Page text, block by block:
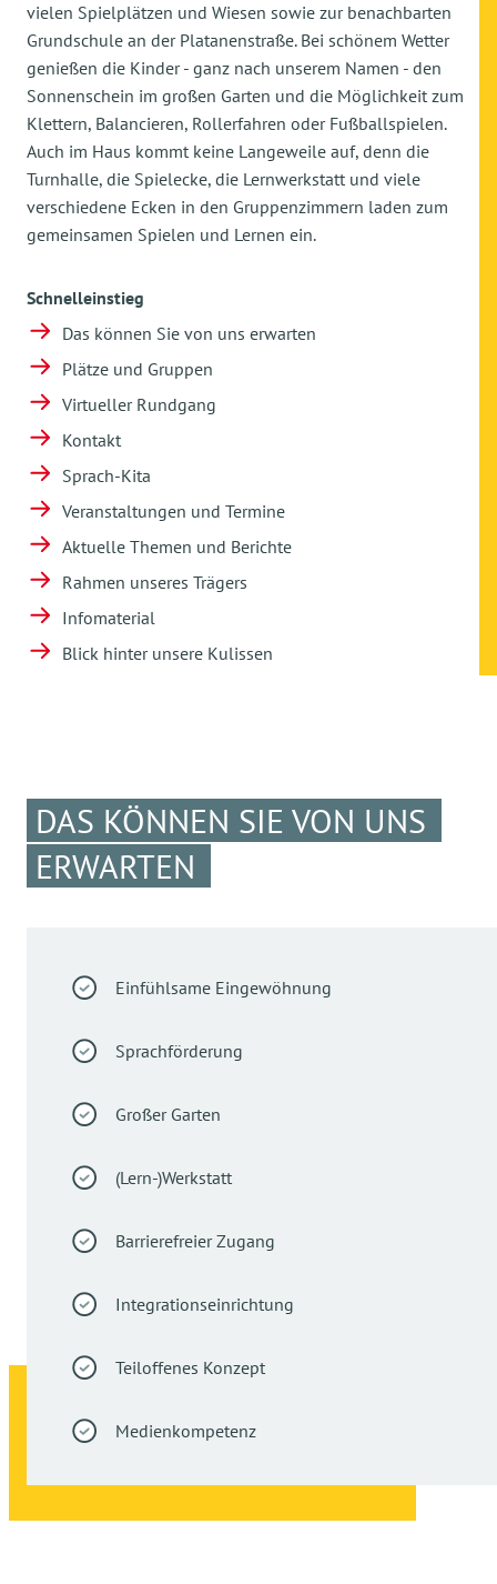
vielen Spielplätzen und Wiesen sowie zur benachbarten
Grundschule an der Platanenstraße. Bei schönem Wetter
genießen die Kinder - ganz nach unserem Namen - den
Sonnenschein im großen Garten und die Möglichkeit zum
Klettern, Balancieren, Rollerfahren oder Fußballspielen.
Auch im Haus kommt keine Langeweile auf, denn die
Turnhalle, die Spielecke, die Lernwerkstatt und viele
verschiedene Ecken in den Gruppenzimmern laden zum
gemeinsamen Spielen und Lernen ein.
Schnelleinstieg
Das können Sie von uns erwarten
Plätze und Gruppen
Virtueller Rundgang
Kontakt
Sprach-Kita
Veranstaltungen und Termine
Aktuelle Themen und Berichte
Rahmen unseres Trägers
Infomaterial
Blick hinter unsere Kulissen
DAS KÖNNEN SIE VON UNS
ERWARTEN
Einfühlsame Eingewöhnung
Sprachförderung
Großer Garten
(Lern-)Werkstatt
Barrierefreier Zugang
Integrationseinrichtung
Teiloffenes Konzept
Medienkompetenz